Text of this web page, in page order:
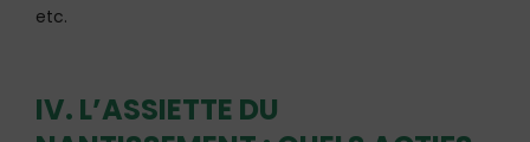
etc.
IV. L’ASSIETTE DU